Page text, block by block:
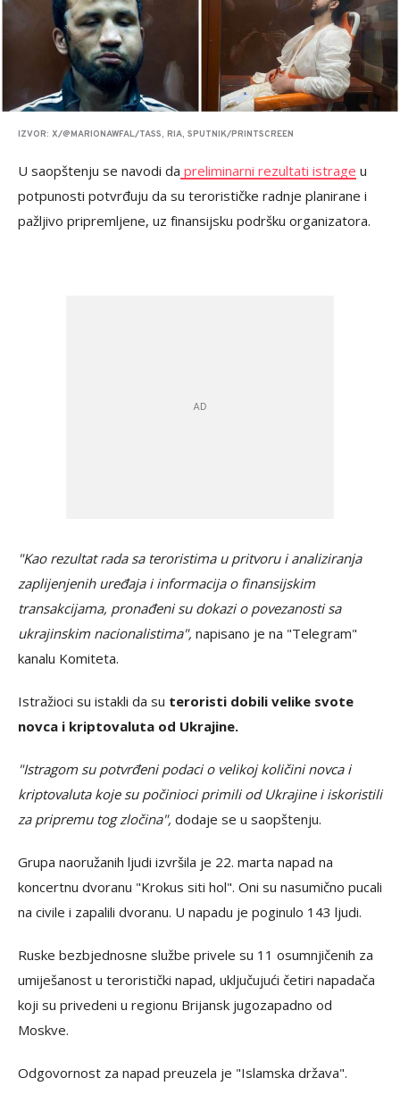
IZVOR: X/@MARIONAWFAL/TASS, RIA, SPUTNIK/PRINTSCREEN
U saopštenju se navodi da preliminarni rezultati istrage u
potpunosti potvrđuju da su terorističke radnje planirane i
pažljivo pripremljene, uz finansijsku podršku organizatora.
"Kao rezultat rada sa teroristima u pritvoru i analiziranja
zaplijenjenih uređaja i informacija o finansijskim
transakcijama, pronađeni su dokazi o povezanosti sa
ukrajinskim nacionalistima", napisano je na "Telegram"
kanalu Komiteta.
Istražioci su istakli da su teroristi dobili velike svote
novca i kriptovaluta od Ukrajine.
"Istragom su potvrđeni podaci o velikoj količini novca i
kriptovaluta koje su počinioci primili od Ukrajine i iskoristili
za pripremu tog zločina", dodaje se u saopštenju.
Grupa naoružanih ljudi izvršila je 22. marta napad na
koncertnu dvoranu "Krokus siti hol". Oni su nasumično pucali
na civile i zapalili dvoranu. U napadu je poginulo 143 ljudi.
Ruske bezbjednosne službe privele su 11 osumnjičenih za
umiješanost u teroristički napad, uključujući četiri napadača
koji su privedeni u regionu Brijansk jugozapadno od
Moskve.
Odgovornost za napad preuzela je "Islamska država".